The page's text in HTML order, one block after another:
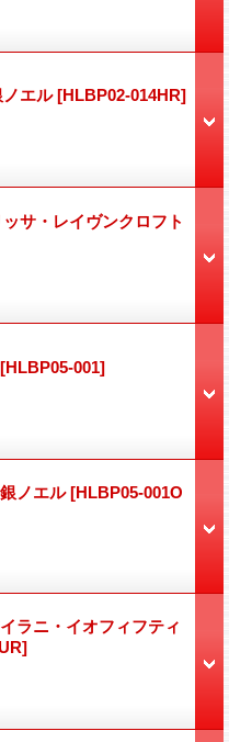
ノエル[HLBP02-014HR]
ッサ・レイヴンクロフト
[HLBP05-001]
ノエル[HLBP05-001O
ラニ・イオフィフティ